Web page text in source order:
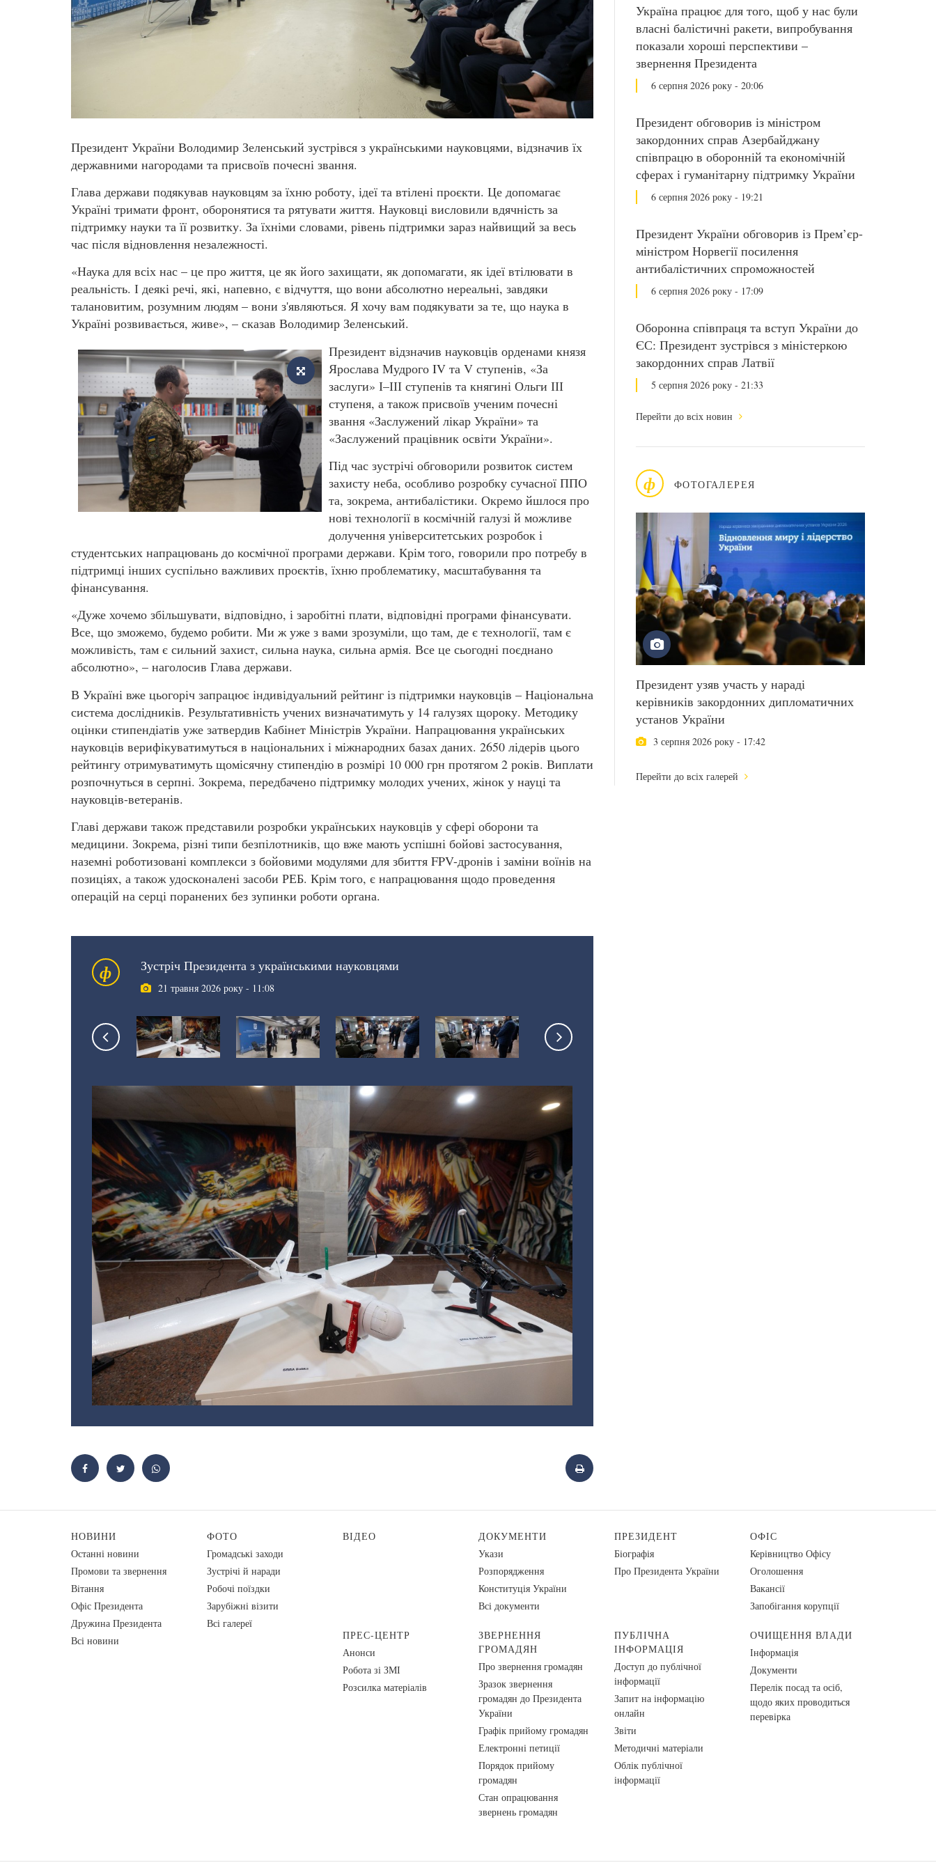
Україна працює для того, щоб у нас були
власні балістичні ракети, випробування
показали хороші перспективи –
звернення Президента
6 серпня 2026 року - 20:06
Президент обговорив із міністром
закордонних справ Азербайджану
співпрацю в оборонній та економічній
сферах і гуманітарну підтримку України
6 серпня 2026 року - 19:21
Президент України обговорив із Прем’єр-
міністром Норвегії посилення
антибалістичних спроможностей
6 серпня 2026 року - 17:09
Оборонна співпраця та вступ України до
ЄС: Президент зустрівся з міністеркою
закордонних справ Латвії
5 серпня 2026 року - 21:33
Перейти до всіх новин
ф ФОТОГАЛЕРЕЯ
Президент узяв участь у нараді
керівників закордонних дипломатичних
установ України
3 серпня 2026 року - 17:42
Перейти до всіх галерей
Президент України Володимир Зеленський зустрівся з українськими науковцями, відзначив їх
державними нагородами та присвоїв почесні звання.
Глава держави подякував науковцям за їхню роботу, ідеї та втілені проєкти. Це допомагає
Україні тримати фронт, оборонятися та рятувати життя. Науковці висловили вдячність за
підтримку науки та її розвитку. За їхніми словами, рівень підтримки зараз найвищий за весь
час після відновлення незалежності.
«Наука для всіх нас – це про життя, це як його захищати, як допомагати, як ідеї втілювати в
реальність. І деякі речі, які, напевно, є відчуття, що вони абсолютно нереальні, завдяки
талановитим, розумним людям – вони з'являються. Я хочу вам подякувати за те, що наука в
Україні розвивається, живе», – сказав Володимир Зеленський.
Президент відзначив науковців орденами князя
Ярослава Мудрого IV та V ступенів, «За
заслуги» І–ІІІ ступенів та княгині Ольги ІІІ
ступеня, а також присвоїв ученим почесні
звання «Заслужений лікар України» та
«Заслужений працівник освіти України».
Під час зустрічі обговорили розвиток систем
захисту неба, особливо розробку сучасної ППО
та, зокрема, антибалістики. Окремо йшлося про
нові технології в космічній галузі й можливе
долучення університетських розробок і
студентських напрацювань до космічної програми держави. Крім того, говорили про потребу в
підтримці інших суспільно важливих проєктів, їхню проблематику, масштабування та
фінансування.
«Дуже хочемо збільшувати, відповідно, і заробітні плати, відповідні програми фінансувати.
Все, що зможемо, будемо робити. Ми ж уже з вами зрозуміли, що там, де є технології, там є
можливість, там є сильний захист, сильна наука, сильна армія. Все це сьогодні поєднано
абсолютно», – наголосив Глава держави.
В Україні вже цьогоріч запрацює індивідуальний рейтинг із підтримки науковців – Національна
система дослідників. Результативність учених визначатимуть у 14 галузях щороку. Методику
оцінки стипендіатів уже затвердив Кабінет Міністрів України. Напрацювання українських
науковців верифікуватимуться в національних і міжнародних базах даних. 2650 лідерів цього
рейтингу отримуватимуть щомісячну стипендію в розмірі 10 000 грн протягом 2 років. Виплати
розпочнуться в серпні. Зокрема, передбачено підтримку молодих учених, жінок у науці та
науковців-ветеранів.
Главі держави також представили розробки українських науковців у сфері оборони та
медицини. Зокрема, різні типи безпілотників, що вже мають успішні бойові застосування,
наземні роботизовані комплекси з бойовими модулями для збиття FPV-дронів і заміни воїнів на
позиціях, а також удосконалені засоби РЕБ. Крім того, є напрацювання щодо проведення
операцій на серці поранених без зупинки роботи органа.
ф Зустріч Президента з українськими науковцями
21 травня 2026 року - 11:08
НОВИНИ
Останні новини
Промови та звернення
Вiтання
Офіс Президента
Дружина Президента
Всі новини
ФОТО
Громадські заходи
Зустрічі й наради
Робочі поїздки
Зарубіжні візити
Всі галереї
ВІДЕО
ДОКУМЕНТИ
Укази
Розпорядження
Конституція України
Всі документи
ПРЕЗИДЕНТ
Біографія
Про Президента України
ОФІС
Керівництво Офісу
Оголошення
Вакансії
Запобігання корупції
ПРЕС-ЦЕНТР
Анонси
Робота зі ЗМІ
Розсилка матеріалів
ЗВЕРНЕННЯ
ГРОМАДЯН
Про звернення громадян
Зразок звернення
громадян до Президента
України
Графік прийому громадян
Електронні петиції
Порядок прийому
громадян
Стан опрацювання
звернень громадян
ПУБЛІЧНА
ІНФОРМАЦІЯ
Доступ до публічної
інформації
Запит на інформацію
онлайн
Звіти
Методичні матеріали
Облік публічної
інформації
ОЧИЩЕННЯ ВЛАДИ
Інформація
Документи
Перелік посад та осіб,
щодо яких проводиться
перевірка